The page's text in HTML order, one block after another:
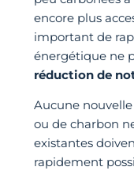
encore plus
important de
énergétique ne
réduction de
Aucune
ou de charbon
existantes
rapidement